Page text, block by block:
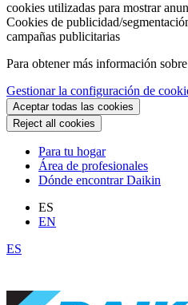
cookies utilizadas para mostrar
Cookies de publicidad/
campañas publicitarias
Para obtener más información
Gestionar la configuración de
Aceptar todas las cookies
Reject all cookies
Para tu hogar
Área de profesionales
Dónde encontrar Daikin
ES
EN
ES